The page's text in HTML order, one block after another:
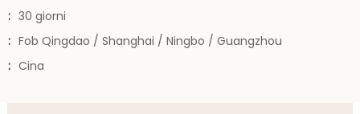
: 30 giorni
: Fob Qingdao / Shanghai / Ningbo / Guangzhou
: Cina